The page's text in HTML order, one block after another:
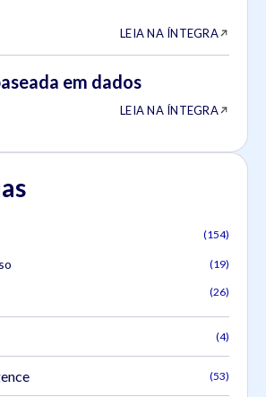
LEIA NA ÍNTEGRA
em dados
LEIA NA ÍNTEGRA
(154)
(19)
(26)
(4)
(53)